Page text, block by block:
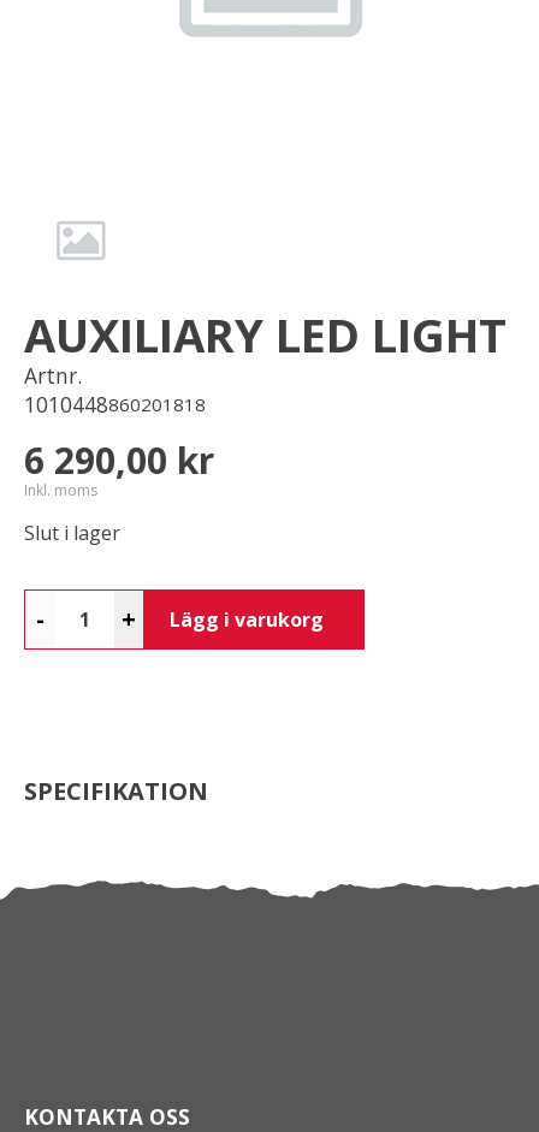
AUXILIARY LED LIGHT
Artnr.
1010448860201818
6 290,00 kr
Inkl. moms
Slut i lager
- + Lägg i varukorg
SPECIFIKATION
KONTAKTA OSS